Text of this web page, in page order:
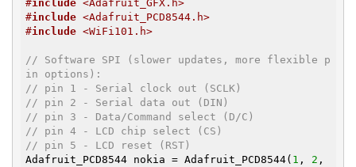
#include <Adafruit_GFX.h>
#include <Adafruit_PCD8544.h>
#include <WiFi101.h>
// Software SPI (slower updates, more flexible p
in options):
// pin 1 - Serial clock out (SCLK)
// pin 2 - Serial data out (DIN)
// pin 3 - Data/Command select (D/C)
// pin 4 - LCD chip select (CS)
// pin 5 - LCD reset (RST)
Adafruit_PCD8544 nokia = Adafruit_PCD8544( 1 , 2